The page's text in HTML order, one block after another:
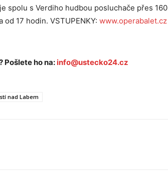
spolu s Verdiho hudbou posluchače přes 160
17 hodin. VSTUPENKY: www.operabalet.cz
Pošlete ho na: info@ustecko24.cz
nad Labem